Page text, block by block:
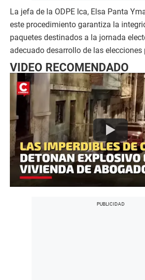
La jefa de la ODPE Ica, Elsa Panta
este procedimiento garantiza la
paquetes destinados a la jornada
adecuado desarrollo de las elecciones
VIDEO RECOMENDADO